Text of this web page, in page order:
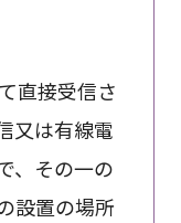
直接受信さ
又は有線電
、その一の
設置の場所